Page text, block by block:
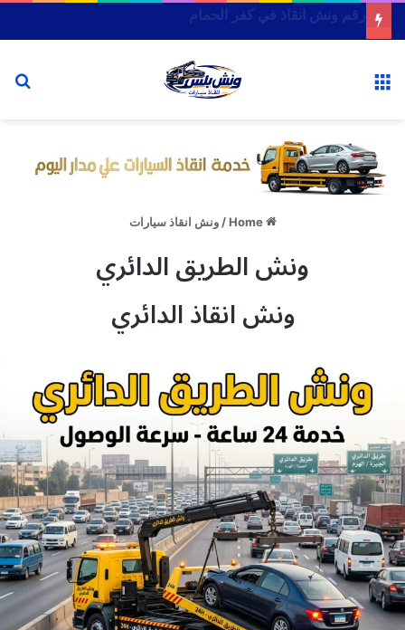
رقم ونش انقاذ في الصالحية الجديدة
Home
/ ونش انقاذ سيارات
ونش الطريق الدائري
ونش انقاذ الدائري